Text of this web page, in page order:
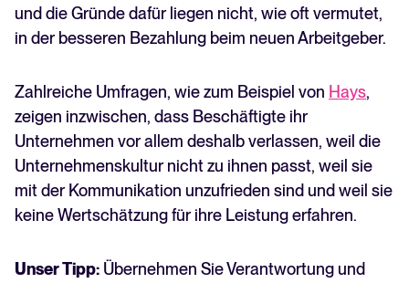
und die Gründe dafür liegen nicht, wie oft vermutet,
in der besseren Bezahlung beim neuen Arbeitgeber.
Zahlreiche Umfragen, wie zum Beispiel von Hays,
zeigen inzwischen, dass Beschäftigte ihr
Unternehmen vor allem deshalb verlassen, weil die
Unternehmenskultur nicht zu ihnen passt, weil sie
mit der Kommunikation unzufrieden sind und weil sie
keine Wertschätzung für ihre Leistung erfahren.
Unser Tipp: Übernehmen Sie Verantwortung und